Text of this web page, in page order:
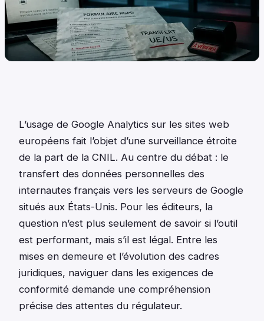
L’usage de Google Analytics sur les sites web
européens fait l’objet d’une surveillance étroite
de la part de la CNIL. Au centre du débat : le
transfert des données personnelles des
internautes français vers les serveurs de Google
situés aux États-Unis. Pour les éditeurs, la
question n’est plus seulement de savoir si l’outil
est performant, mais s’il est légal. Entre les
mises en demeure et l’évolution des cadres
juridiques, naviguer dans les exigences de
conformité demande une compréhension
précise des attentes du régulateur.